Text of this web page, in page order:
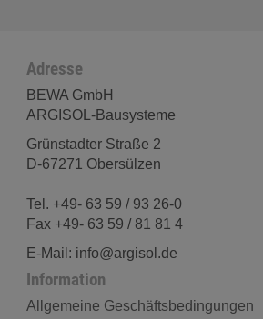
Adresse
BEWA GmbH
ARGISOL-Bausysteme
Grünstadter Straße 2
D-67271 Obersülzen
Tel. +49- 63 59 / 93 26-0
Fax +49- 63 59 / 81 81 4
E-Mail: info@argisol.de
Information
Allgemeine Geschäftsbedingungen